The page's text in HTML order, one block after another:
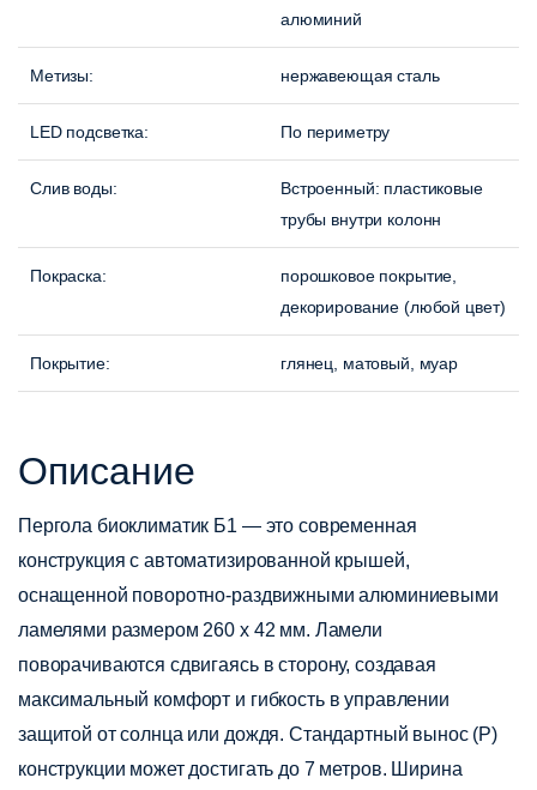
алюминий
Метизы: нержавеющая сталь
LED подсветка: По периметру
Слив воды:
Встроенный: пластиковые
трубы внутри колонн
Покраска:
порошковое покрытие,
декорирование (любой цвет)
Покрытие: глянец, матовый, муар
Описание
Пергола биоклиматик Б1 — это современная
конструкция с автоматизированной крышей,
оснащенной поворотно-раздвижными алюминиевыми
ламелями размером 260 х 42 мм. Ламели
поворачиваются сдвигаясь в сторону, создавая
максимальный комфорт и гибкость в управлении
защитой от солнца или дождя. Стандартный вынос (P)
конструкции может достигать до 7 метров. Ширина